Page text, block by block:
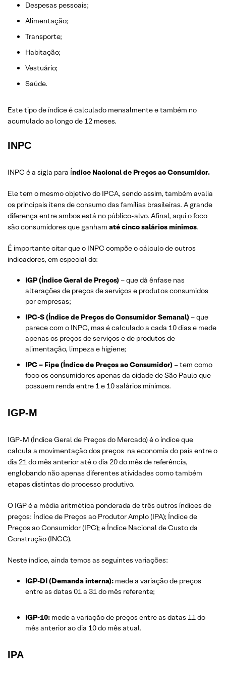
Despesas pessoais;
Alimentação;
Transporte;
Habitação;
Vestuário;
Saúde.
Este tipo de índice é calculado mensalmente e também no
acumulado ao longo de 12 meses.
INPC
INPC é a sigla para Índice Nacional de Preços ao Consumidor.
Ele tem o mesmo objetivo do IPCA, sendo assim, também avalia
os principais itens de consumo das famílias brasileiras. A grande
diferença entre ambos está no público-alvo. Afinal, aqui o foco
são consumidores que ganham até cinco salários mínimos.
É importante citar que o INPC compõe o cálculo de outros
indicadores, em especial do:
IGP (Índice Geral de Preços) – que dá ênfase nas
alterações de preços de serviços e produtos consumidos
por empresas;
IPC-S (Índice de Preços do Consumidor Semanal) – que
parece com o INPC, mas é calculado a cada 10 dias e mede
apenas os preços de serviços e de produtos de
alimentação, limpeza e higiene;
IPC – Fipe (Índice de Preços ao Consumidor) – tem como
foco os consumidores apenas da cidade de São Paulo que
possuem renda entre 1 e 10 salários mínimos.
IGP-M
IGP-M (Índice Geral de Preços do Mercado) é o índice que
calcula a movimentação dos preços na economia do país entre o
dia 21 do mês anterior até o dia 20 do mês de referência,
englobando não apenas diferentes atividades como também
etapas distintas do processo produtivo.
O IGP é a média aritmética ponderada de três outros índices de
preços: Índice de Preços ao Produtor Amplo (IPA); Índice de
Preços ao Consumidor (IPC); e Índice Nacional de Custo da
Construção (INCC).
Neste índice, ainda temos as seguintes variações:
IGP-DI (Demanda interna): mede a variação de preços
entre as datas 01 a 31 do mês referente;
IGP-10: mede a variação de preços entre as datas 11 do
mês anterior ao dia 10 do mês atual.
IPA